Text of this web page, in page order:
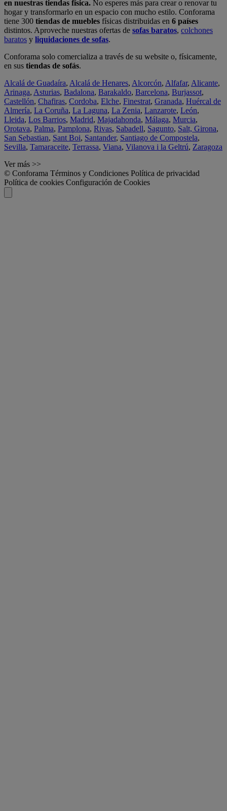
en nuestras tiendas física. No esperes más para crear o renovar tu
hogar y transformarlo en un espacio con mucho estilo. Conforama
tiene 300 tiendas de muebles físicas distribuidas en 6 países
distintos. Aproveche nuestras ofertas de sofas baratos, colchones
baratos y liquidaciones de sofas.
Conforama solo comercializa a través de su website o, físicamente,
en sus tiendas de sofás.
Alcalá de Guadaíra, Alcalá de Henares, Alcorcón, Alfafar, Alicante,
Arinaga, Asturias, Badalona, Barakaldo, Barcelona, Burjassot,
Castellón, Chafiras, Cordoba, Elche, Finestrat, Granada, Huércal de
Almería, La Coruña, La Laguna, La Zenia, Lanzarote, León,
Lleida, Los Barrios, Madrid, Majadahonda, Málaga, Murcia,
Orotava, Palma, Pamplona, Rivas, Sabadell, Sagunto, Salt, Girona,
San Sebastian, Sant Boi, Santander, Santiago de Compostela,
Sevilla, Tamaraceite, Terrassa, Viana, Vilanova i la Geltrú, Zaragoza
Ver más >>
© Conforama Términos y Condiciones Política de privacidad
Política de cookies Configuración de Cookies